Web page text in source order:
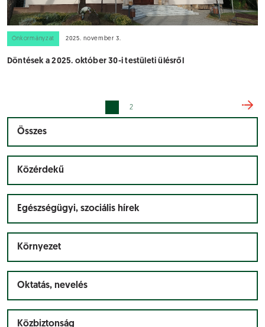
Önkormányzat 2025. november 3.
Döntések a 2025. október 30-i testületi ülésről
2
Összes
Közérdekű
Egészségügyi, szociális hírek
Környezet
Oktatás, nevelés
Közbiztonság